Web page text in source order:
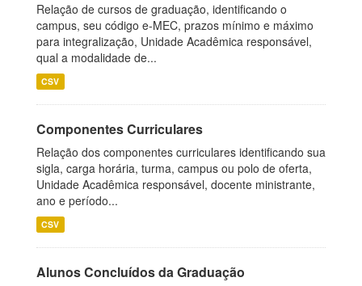
Relação de cursos de graduação, identificando o
campus, seu código e-MEC, prazos mínimo e máximo
para integralização, Unidade Acadêmica responsável,
qual a modalidade de...
CSV
Componentes Curriculares
Relação dos componentes curriculares identificando sua
sigla, carga horária, turma, campus ou polo de oferta,
Unidade Acadêmica responsável, docente ministrante,
ano e período...
CSV
Alunos Concluídos da Graduação